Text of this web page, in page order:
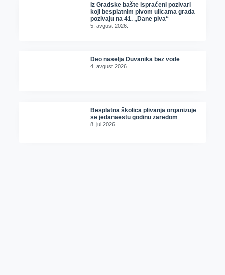
Iz Gradske bašte ispraćeni pozivari
koji besplatnim pivom ulicama grada
pozivaju na 41. „Dane piva“
5. avgust 2026.
Deo naselja Duvanika bez vode
4. avgust 2026.
Besplatna školica plivanja organizuje
se jedanaestu godinu zaredom
8. jul 2026.